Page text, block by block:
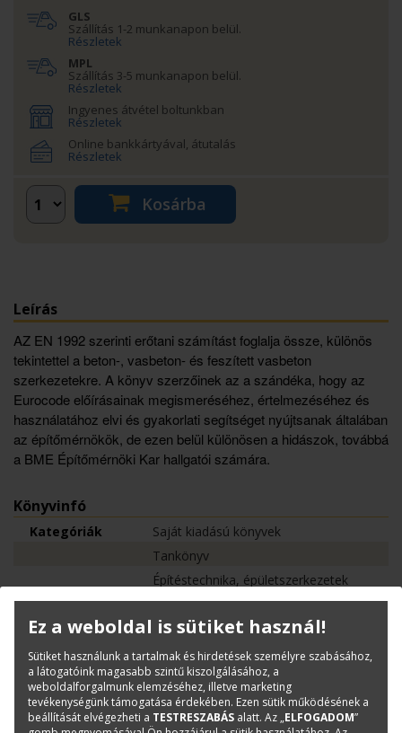
GLS
Szállítás 1-2 munkanapon belül.
Részletek
MPL
Szállítás 3-5 munkanapon belül.
Részletek
Ingyenes átvétel boltunkban
Részletek
Online bankkártyával, átutalás
Részletek
Kosárba
Leírás
AZ EN 1992 szerinti erőtani számítást foglalja össze, különös
tekintettel a beton-, vasbeton- és feszített vasbeton
szerkezetekre. A könyv szerzőinek az a szándéka, hogy az
Eurocode előírásainak megismeréséhez, értelmezéséhez és
használatához elvi és gyakorlati segítséget nyújtsanak általában
az építőmérnökök, de ezen belül különösen a hidászok, továbbá
a BME Építőmérnöki Kar hallgatói számára.
Könyvinfó
Kategóriák
Saját kiadású könyvek
Tankönyv
Építéstechnika, épületszerkezetek
ISBN:
963 9535 46 X
Méret:
A4
Oldalak száma:
232
Kötészet:
kartonált, ragasztókötött
Kiadó:
TERC Kft.
Kiadás éve:
2006
Ez a weboldal is sütiket használ!
Sütiket használunk a tartalmak és hirdetések személyre szabásához,
a látogatóink magasabb szintű kiszolgálásához, a
weboldalforgalmunk elemzéséhez, illetve marketing
tevékenységünk támogatása érdekében. Ezen sütik működésének a
beállítását elvégezheti a TESTRESZABÁS alatt. Az „ELFOGADOM”